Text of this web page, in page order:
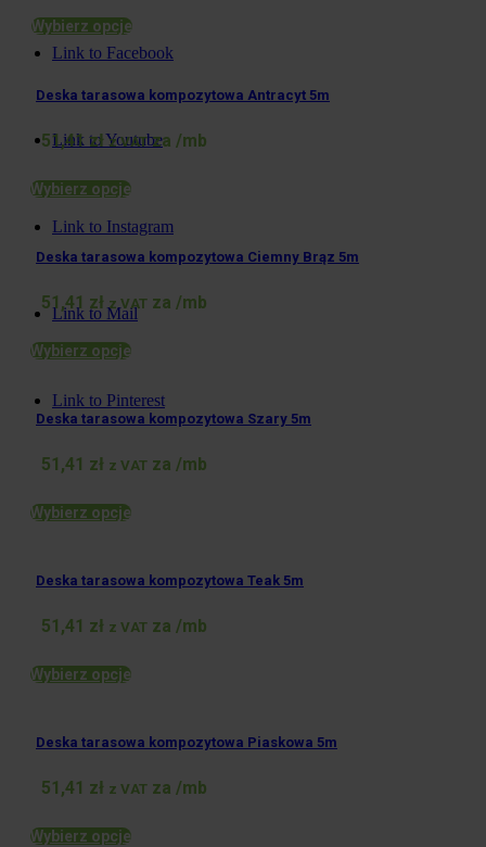
Link to Facebook
Link to Youtube
Link to Instagram
Link to Mail
Link to Pinterest
Wybierz opcje
Deska tarasowa kompozytowa Antracyt 5m
51,41 zł z VATza /mb
Wybierz opcje
Deska tarasowa kompozytowa Ciemny Brąz 5m
51,41 zł z VAT za /mb
Wybierz opcje
Deska tarasowa kompozytowa Szary 5m
51,41 zł z VAT za /mb
Wybierz opcje
Deska tarasowa kompozytowa Teak 5m
51,41 zł z VAT za /mb
Wybierz opcje
Deska tarasowa kompozytowa Piaskowa 5m
51,41 zł z VAT za /mb
Wybierz opcje